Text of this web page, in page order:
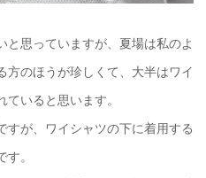
と思っていますが、夏場は私のよ
方のほうが珍しくて、大半はワイ
いると思います。
すが、ワイシャツの下に着用する
。